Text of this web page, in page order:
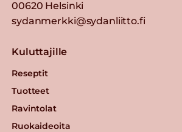
00620 Helsinki
sydanmerkki@sydanliitto.fi
Kuluttajille
Reseptit
Tuotteet
Ravintolat
Ruokaideoita